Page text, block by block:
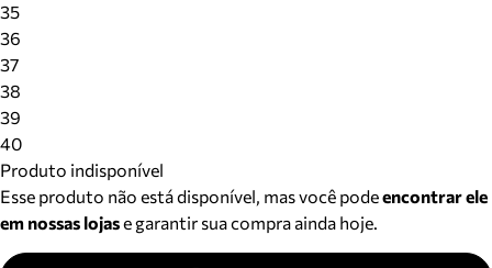
35
36
37
38
39
40
Produto indisponível
Esse produto não está disponível, mas você podeencontrar ele
em nossas lojase garantir sua compra ainda hoje.